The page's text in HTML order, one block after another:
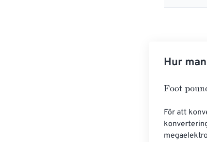
Hur
Foot pounds
För att